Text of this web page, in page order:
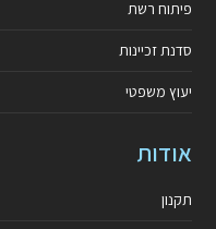
פיתוח רשת
סדנת זכיינות
יעוץ משפטי
אודות
תקנון